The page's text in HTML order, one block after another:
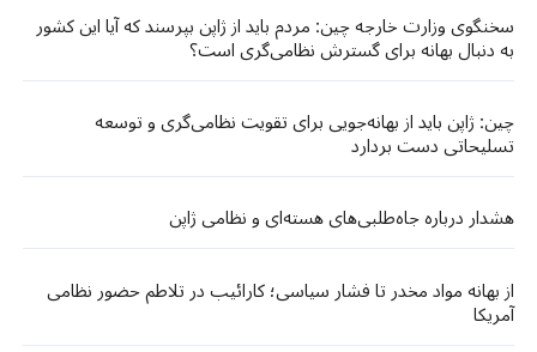
سخنگوی وزارت خارجه چین: مردم باید از ژاپن بپرسند که آیا این کشور
به دنبال بهانه برای گسترش نظامی‌گری است؟
چین: ژاپن باید از بهانه‌جویی برای تقویت نظامی‌گری و توسعه
تسلیحاتی دست بردارد
هشدار درباره جاه‌طلبی‌های هسته‌ای و نظامی ژاپن
از بهانه مواد مخدر تا فشار سیاسی؛ کارائیب در تلاطم حضور نظامی
آمریکا